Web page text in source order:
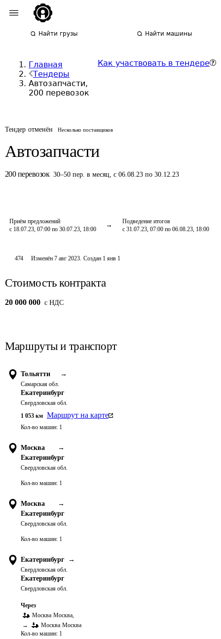
Найти грузы Найти машины
Главная
Тендеры
Автозапчасти,
200 перевозок
Как участвовать в тендере
Тендер отменён Несколько поставщиков
Автозапчасти
200 перевозок 30–50 пер. в месяц,с 06.08.23 по 30.12.23
Приём предложений
с 18.07.23, 07:00 по 30.07.23, 18:00
Подведение итогов
с 31.07.23, 07:00 по 06.08.23, 18:00
474 Изменён7 авг 2023. Создан 1 янв 1
Стоимость контракта
20 000 000 c НДС
Маршруты и транспорт
Тольятти →
Самарская обл.
Екатеринбург
Свердловская обл.
1 053 км Маршрут на карте
Кол-во машин: 1
Москва
→
Екатеринбург
Свердловская обл.
Кол-во машин: 1
Москва
→
Екатеринбург
Свердловская обл.
Кол-во машин: 1
Екатеринбург →
Свердловская обл.
Екатеринбург
Свердловская обл.
Через
Москва Москва,
→
Москва Москва
Кол-во машин: 1